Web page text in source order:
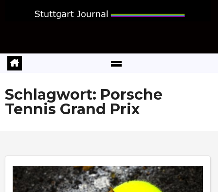
Schlagwort: Porsche
Tennis Grand Prix